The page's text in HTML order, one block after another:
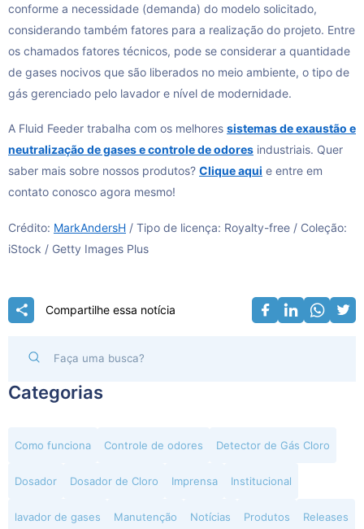
conforme a necessidade (demanda) do modelo solicitado,
considerando também fatores para a realização do projeto. Entre
os chamados fatores técnicos, pode se considerar a quantidade
de gases nocivos que são liberados no meio ambiente, o tipo de
gás gerenciado pelo lavador e nível de modernidade.
A Fluid Feeder trabalha com os melhores sistemas de exaustão e
neutralização de gases e controle de odores industriais. Quer
saber mais sobre nossos produtos? Clique aqui e entre em
contato conosco agora mesmo!
Crédito: MarkAndersH / Tipo de licença: Royalty-free / Coleção:
iStock / Getty Images Plus
Compartilhe essa notícia
Categorias
Como funciona Controle de odores Detector de Gás Cloro
Dosador Dosador de Cloro Imprensa Institucional
lavador de gases Manutenção Notícias Produtos Releases